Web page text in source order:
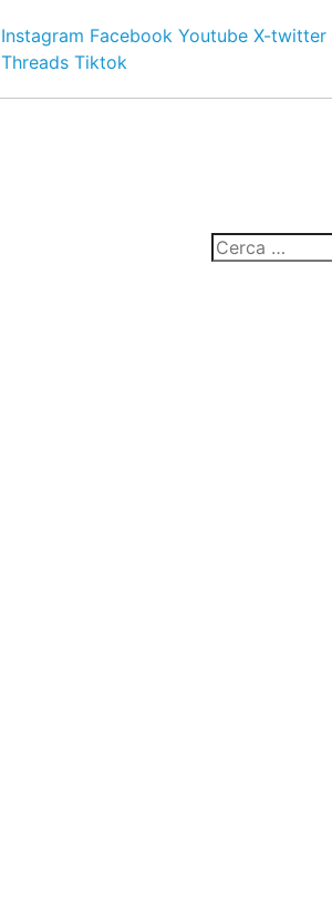
Instagram Facebook Youtube X-twitter
Threads Tiktok